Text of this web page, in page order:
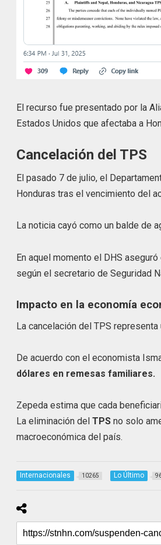
El recurso fue presentado por la
Estados Unidos que afectaba a
Cancelación del TPS
El pasado 7 de julio, el
Honduras tras el vencimiento del
La noticia cayó como un balde de
En aquel momento el DHS
según el secretario de Seguridad
Impacto en la economía
La cancelación del TPS
De acuerdo con el economista
dólares en remesas familiares.
Zepeda estima que cada
La eliminación delTPS no solo
macroeconómica del país.
Internacionales 10265 Lo Último